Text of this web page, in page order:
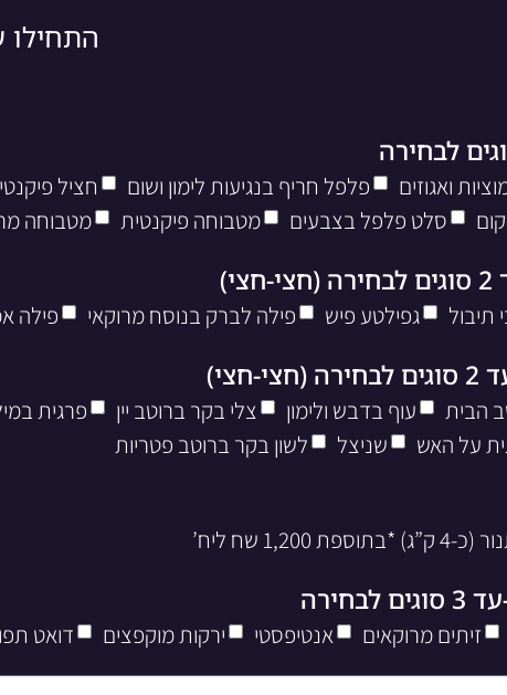
התחילו
ואגוזים פלפל חריף בנגיעות לימון ושום חציל פיקנטי
סלט פלפל בצבעים מטבוחה פיקנטית מטבוחה
תיבול גפילטע פיש פילה לברק בנוסח מרוקאי פילה
הבית עוף בדבש ולימון צלי בקר ברוטב יין פרגית
על האש שניצל לשון בקר ברוטב פטריות
שח ליח’
זיתים מרוקאים אנטיפסטי ירקות מוקפצים דואט